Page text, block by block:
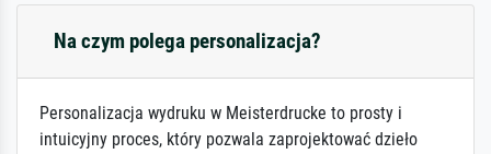
Na czym polega personalizacja?
Personalizacja wydruku w Meisterdrucke to prosty i
intuicyjny proces, który pozwala zaprojektować dzieło